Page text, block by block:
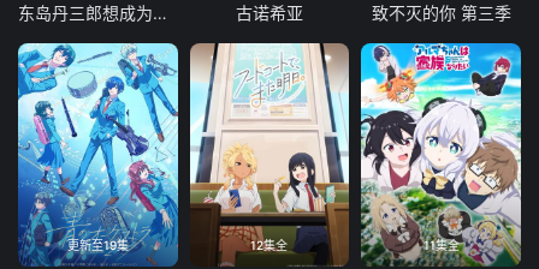
东岛丹三郎想成为假面骑士 古诺希亚 致不灭的你 第三季
更新至19集 12集全 11集全